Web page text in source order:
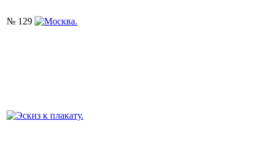
№ 129